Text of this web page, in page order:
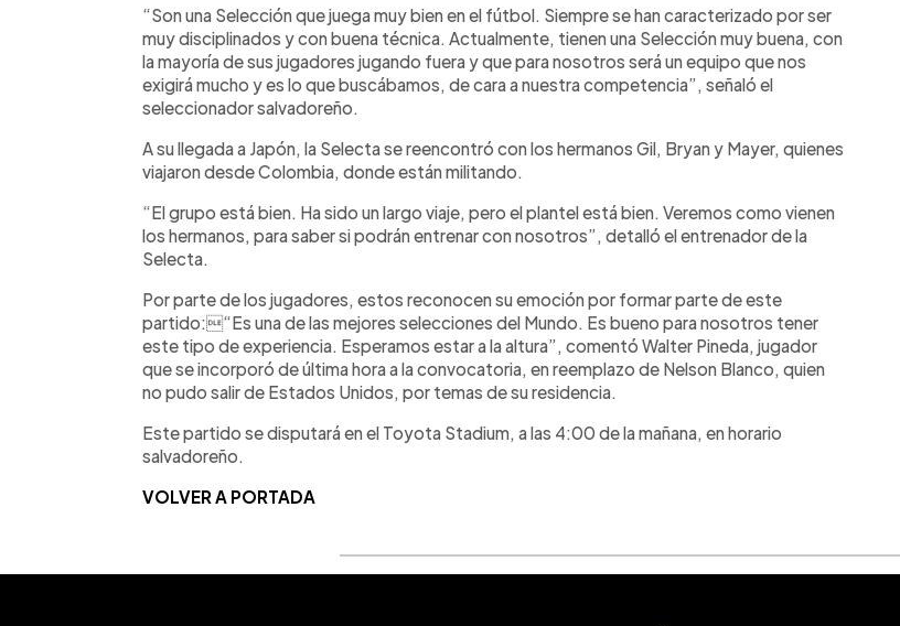
“Son una Selección que juega muy bien en el fútbol. Siempre se han caracterizado por ser
muy disciplinados y con buena técnica. Actualmente, tienen una Selección muy buena, con
la mayoría de sus jugadores jugando fuera y que para nosotros será un equipo que nos
exigirá mucho y es lo que buscábamos, de cara a nuestra competencia”, señaló el
seleccionador salvadoreño.
A su llegada a Japón, la Selecta se reencontró con los hermanos Gil, Bryan y Mayer, quienes
viajaron desde Colombia, donde están militando.
“El grupo está bien. Ha sido un largo viaje, pero el plantel está bien. Veremos como vienen
los hermanos, para saber si podrán entrenar con nosotros”, detalló el entrenador de la
Selecta.
Por parte de los jugadores, estos reconocen su emoción por formar parte de este
partido:“Es una de las mejores selecciones del Mundo. Es bueno para nosotros tener
este tipo de experiencia. Esperamos estar a la altura”, comentó Walter Pineda, jugador
que se incorporó de última hora a la convocatoria, en reemplazo de Nelson Blanco, quien
no pudo salir de Estados Unidos, por temas de su residencia.
Este partido se disputará en el Toyota Stadium, a las 4:00 de la mañana, en horario
salvadoreño.
VOLVER A PORTADA